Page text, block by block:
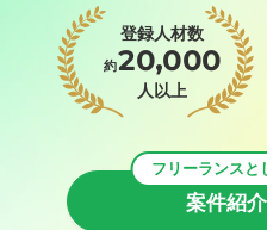
登録人材数
約20,000
人以上
案件紹